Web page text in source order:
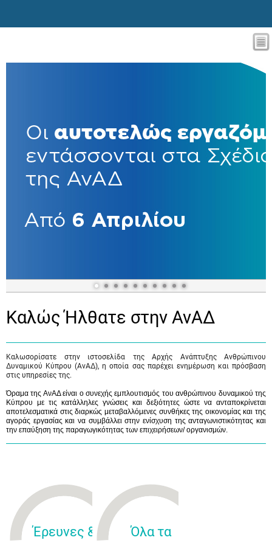
Καλώς Ήλθατε στην ΑνΑΔ
Καλωσορίσατε στην ιστοσελίδα της Αρχής Ανάπτυξης Ανθρώπινου
Δυναμικού Κύπρου (ΑνΑΔ), η οποία σας παρέχει ενημέρωση και πρόσβαση
στις υπηρεσίες της.
Όραμα της ΑνΑΔ είναι ο συνεχής εμπλουτισμός του ανθρώπινου δυναμικού της
Κύπρου με τις κατάλληλες γνώσεις και δεξιότητες ώστε να ανταποκρίνεται
αποτελεσματικά στις διαρκώς μεταβαλλόμενες συνθήκες της οικονομίας και της
αγοράς εργασίας και να συμβάλλει στην ενίσχυση της ανταγωνιστικότητας και
την επαύξηση της παραγωγικότητας των επιχειρήσεων/ οργανισμών.
Έρευνες &
Όλα τα